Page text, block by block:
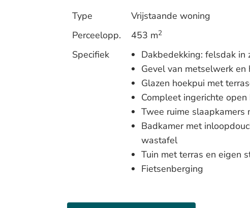
Type
Vrijstaande woning
Perceelopp.
453 m2
Specifiek
Dakbedekking: felsdak in
Gevel van metselwerk en
Glazen hoekpui met
Compleet ingerichte open
Twee ruime slaapkamers
Badkamer met
wastafel
Tuin met terras en eigen
Fietsenberging